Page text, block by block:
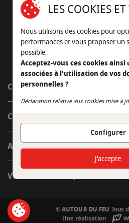
05 45 22
Nous envoyer un
CÔTÉ OUTDOOR
CÔTÉ INDOOR
AUTOUR DE LA TABLE
VENIR EN BOUTIQUE
© AUTOUR DU FEU Tous
Une réalisation
LES COOKIES
Nous utilisons des cookies pour
performances et vous proposer un
possible.
Acceptez-vous ces cookies
associées à l'utilisation de vos
personnelles ?
Déclaration relative aux cookies mise à
Configurer
Continuer sans
J'accepte